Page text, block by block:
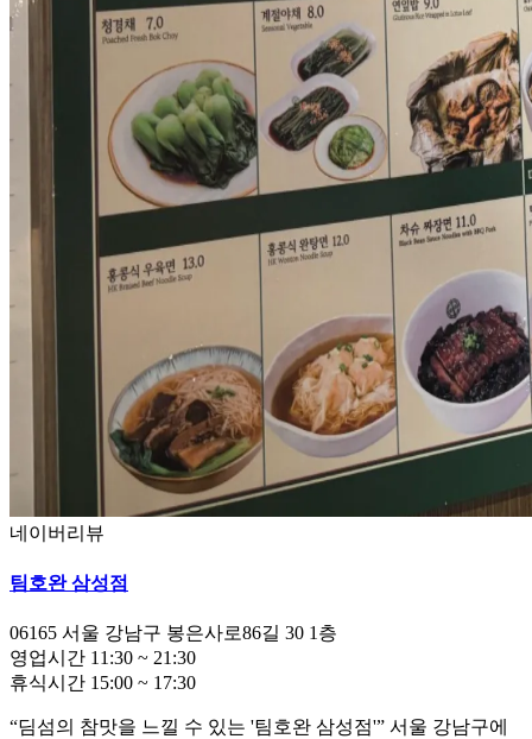
네이버리뷰
팀호완 삼성점
06165 서울 강남구 봉은사로86길 30 1층
영업시간 11:30 ~ 21:30
휴식시간 15:00 ~ 17:30
“딤섬의 참맛을 느낄 수 있는 '팀호완 삼성점'” 서울 강남구에